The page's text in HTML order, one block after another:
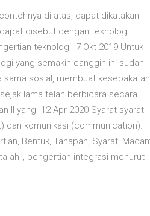
di atas, dapat dikatakan
disebut dengan teknologi
teknologi 7 Okt 2019 Untuk
yang semakin canggih ini sudah
sosial, membuat
lama telah berbicara secara
II yang 12 Apr 2020 Syarat-syarat
dan komunikasi (communication).
Bentuk, Tahapan, Syarat,
ahli, pengertian integrasi menurut